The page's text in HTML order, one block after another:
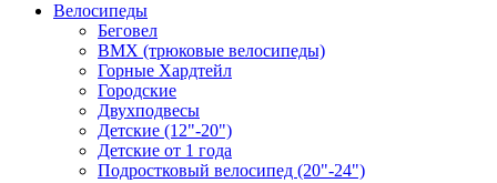
Велосипеды
Беговел
ВМХ (трюковые велосипеды)
Горные Хардтейл
Городские
Двухподвесы
Детские (12"-20")
Детские от 1 года
Подростковый велосипед (20"-24")